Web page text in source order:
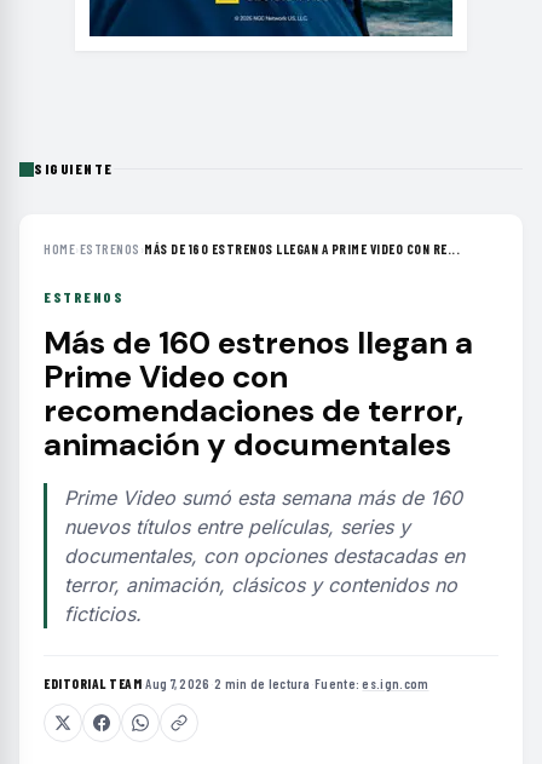
SIGUIENTE
HOME›ESTRENOS ›MÁS DE 160 ESTRENOS LLEGAN A PRIME VIDEO CON RE...
ESTRENOS
Más de 160 estrenos llegan a
Prime Video con
recomendaciones de terror,
animación y documentales
Prime Video sumó esta semana más de 160
nuevos títulos entre películas, series y
documentales, con opciones destacadas en
terror, animación, clásicos y contenidos no
ficticios.
EDITORIAL TEAM·Aug 7, 2026 ·2 min de lectura ·Fuente:es.ign.com